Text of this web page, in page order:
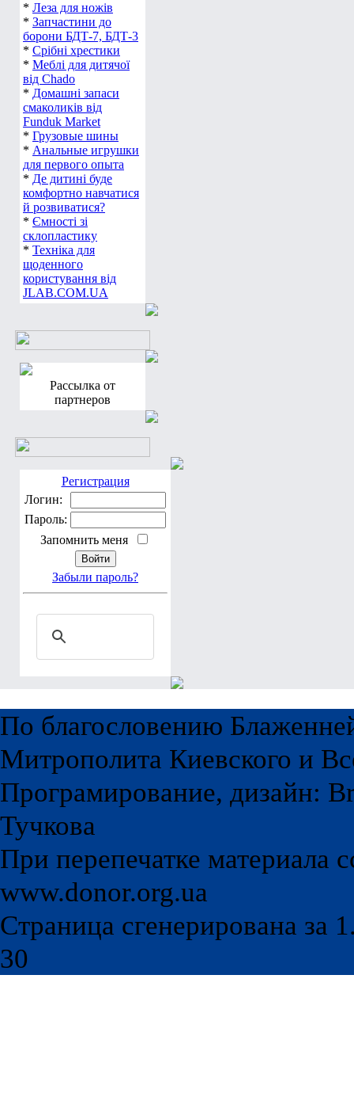
* Леза для ножів
* Запчастини до
борони БДТ-7, БДТ-3
* Срібні хрестики
* Меблі для дитячої
від Chado
* Домашні запаси
смаколиків від
Funduk Market
* Грузовые шины
* Анальные игрушки
для первого опыта
* Де дитині буде
комфортно навчатися
й розвиватися?
* Ємності зі
склопластику
* Техніка для
щоденного
користування від
JLAB.COM.UA
Рассылка от
партнеров
Регистрация
Логин:
Пароль:
Запомнить меня
Забыли пароль?
По благословению
Митрополита Киевского и
Програмирование, дизайн:
Тучкова
При перепечатке материала
www.donor.org.ua
Страница сгенерирована за
30